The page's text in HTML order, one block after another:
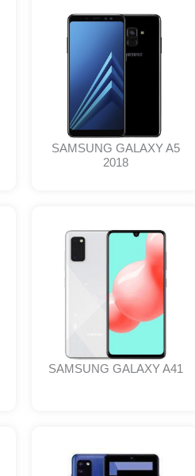
SAMSUNG GALAXY A5
2018
SAMSUNG GALAXY A41